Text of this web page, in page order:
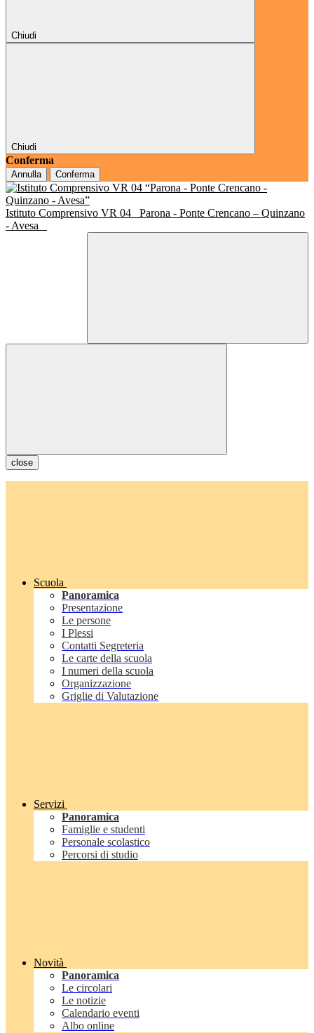
Chiudi
Chiudi
Conferma
Annulla Conferma
Istituto Comprensivo VR 04
Parona - Ponte Crencano – Quinzano
- Avesa
close
Scuola
Panoramica
Presentazione
Le persone
I Plessi
Contatti Segreteria
Le carte della scuola
I numeri della scuola
Organizzazione
Griglie di Valutazione
Servizi
Panoramica
Famiglie e studenti
Personale scolastico
Percorsi di studio
Novità
Panoramica
Le circolari
Le notizie
Calendario eventi
Albo online